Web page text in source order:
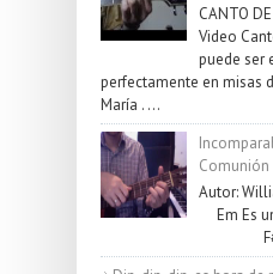
CANTO
Video
puede ser
perfectamente en misas
María . ...
Comunión
Autor:
Em Es
F#m